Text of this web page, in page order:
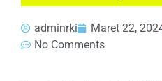
adminrki Maret 22,
No Comments